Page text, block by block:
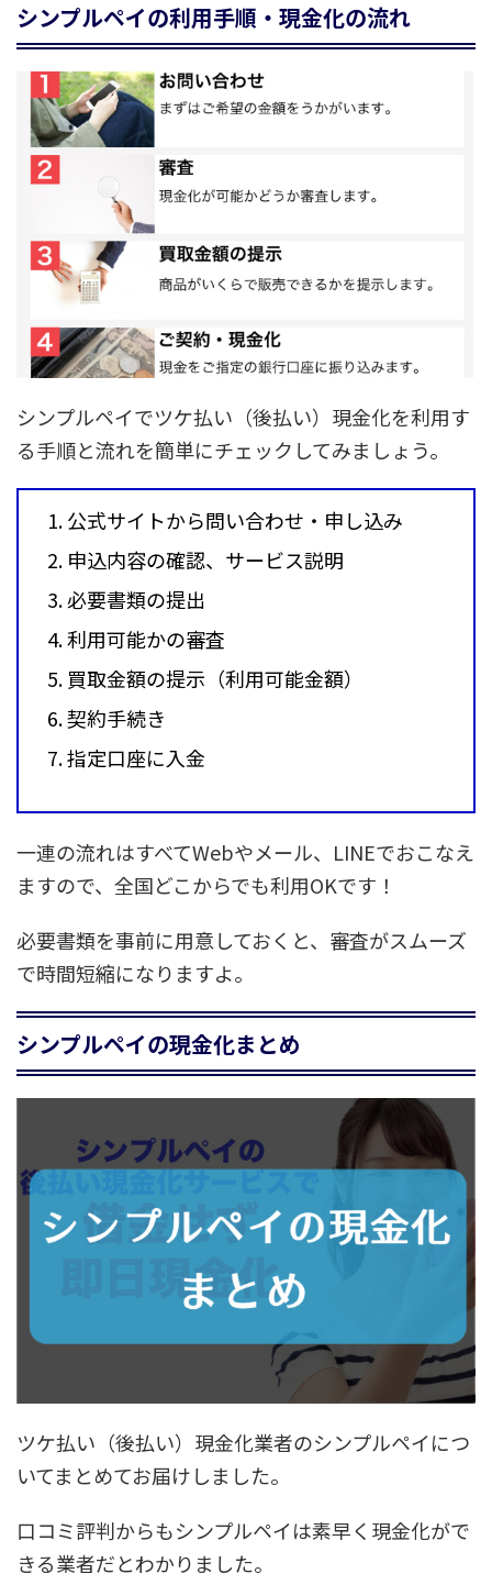
シンプルペイの利用手順・現金化の流れ
シンプルペイでツケ払い（後払い）現金化を利用す
る手順と流れを簡単にチェックしてみましょう。
公式サイトから問い合わせ・申し込み
申込内容の確認、サービス説明
必要書類の提出
利用可能かの審査
買取金額の提示（利用可能金額）
契約手続き
指定口座に入金
一連の流れはすべてWebやメール、LINEでおこなえ
ますので、全国どこからでも利用OKです！
必要書類を事前に用意しておくと、審査がスムーズ
で時間短縮になりますよ。
シンプルペイの現金化まとめ
ツケ払い（後払い）現金化業者のシンプルペイにつ
いてまとめてお届けしました。
口コミ評判からもシンプルペイは素早く現金化がで
きる業者だとわかりました。